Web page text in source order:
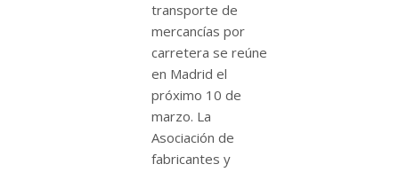
transporte de
mercancí­as por
carretera se reúne
en Madrid el
próximo 10 de
marzo. La
Asociación de
fabricantes y